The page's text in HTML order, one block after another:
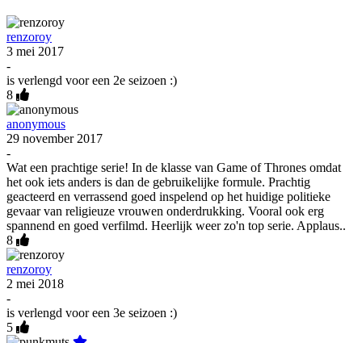
renzoroy
3 mei 2017
-
is verlengd voor een 2e seizoen :)
8
anonymous
29 november 2017
-
Wat een prachtige serie! In de klasse van Game of Thrones omdat
het ook iets anders is dan de gebruikelijke formule. Prachtig
geacteerd en verrassend goed inspelend op het huidige politieke
gevaar van religieuze vrouwen onderdrukking. Vooral ook erg
spannend en goed verfilmd. Heerlijk weer zo'n top serie. Applaus..
8
renzoroy
2 mei 2018
-
is verlengd voor een 3e seizoen :)
5